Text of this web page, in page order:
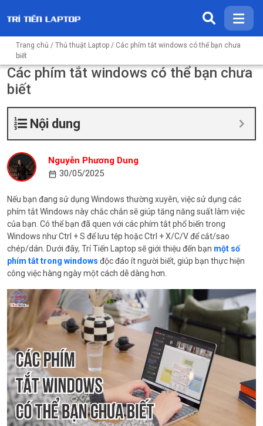
Trang chủ / Thủ thuật Laptop / Các phím tắt windows có thể bạn chưa
biết
Các phím tắt windows có thể bạn chưa
biết
Nội dung
Nguyễn Phương Dung
30/05/2025
Nếu bạn đang sử dụng Windows thường xuyên, việc sử dụng các
phím tắt Windows này chắc chắn sẽ giúp tăng năng suất làm việc
của bạn. Có thể bạn đã quen với các phím tắt phổ biến trong
Windows như Ctrl + S để lưu tệp hoặc Ctrl + X/C/V để cắt/sao
chép/dán. Dưới đây, Trí Tiến Laptop sẽ giới thiệu đến bạn một số
phím tắt trong windows độc đáo ít người biết, giúp bạn thực hiện
công việc hàng ngày một cách dễ dàng hơn.